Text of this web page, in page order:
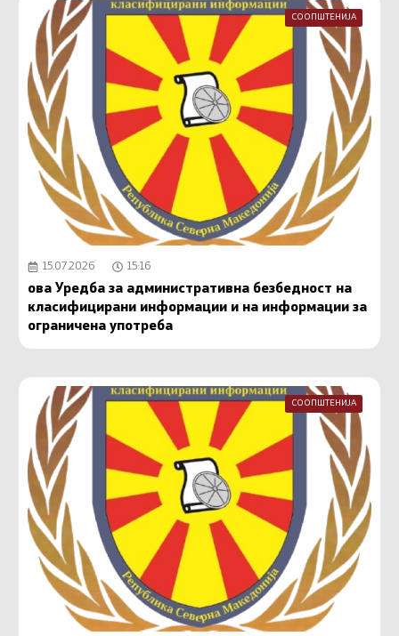
СООПШТЕНИЈА
15.07.2026 15:16
ова Уредба за административна безбедност на
класифицирани информации и на информации за
ограничена употреба
СООПШТЕНИЈА